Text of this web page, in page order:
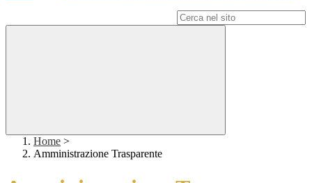
Home >
Amministrazione Trasparente